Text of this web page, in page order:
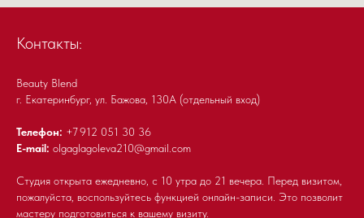
Контакты:
Beauty Blend
г. Екатеринбург, ул. Бажова, 130А (отдельный вход)
Телефон: +7 912 051 30 36
E-mail: olgaglagoleva210@gmail.com
Студия открыта ежедневно, с 10 утра до 21 вечера. Перед визитом,
пожалуйста, воспользуйтесь функцией онлайн-записи. Это позволит
мастеру подготовиться к вашему визиту.